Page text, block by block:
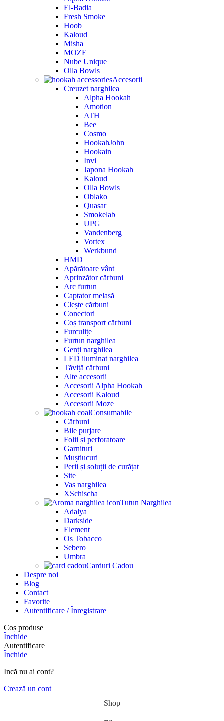
El-Badia
Fresh Smoke
Hoob
Kaloud
Misha
MOZE
Nube Unique
Olla Bowls
Accesorii
Creuzet narghilea
Alpha Hookah
Amotion
ATH
Bee
Cosmo
HookahJohn
Hookain
Invi
Japona Hookah
Kaloud
Olla Bowls
Oblako
Quasar
Smokelab
UPG
Vandenberg
Vortex
Werkbund
HMD
Apărătoare vânt
Aprinzător cărbuni
Arc furtun
Captator melasă
Clește cărbuni
Conectori
Coș transport cărbuni
Furculițe
Furtun narghilea
Genți narghilea
LED iluminat narghilea
Tăviță cărbuni
Alte accesorii
Accesorii Alpha Hookah
Accesorii Kaloud
Accesorii Moze
Consumabile
Cărbuni
Bile purjare
Folii și perforatoare
Garnituri
Muștiucuri
Perii și soluții de curățat
Site
Vas narghilea
XSchischa
Tutun Narghilea
Adalya
Darkside
Element
Os Tobacco
Sebero
Umbra
Carduri Cadou
Despre noi
Blog
Contact
Favorite
Autentificare / Înregistrare
Coș produse
Închide
Autentificare
Închide
Incă nu ai cont?
Crează un cont
Shop